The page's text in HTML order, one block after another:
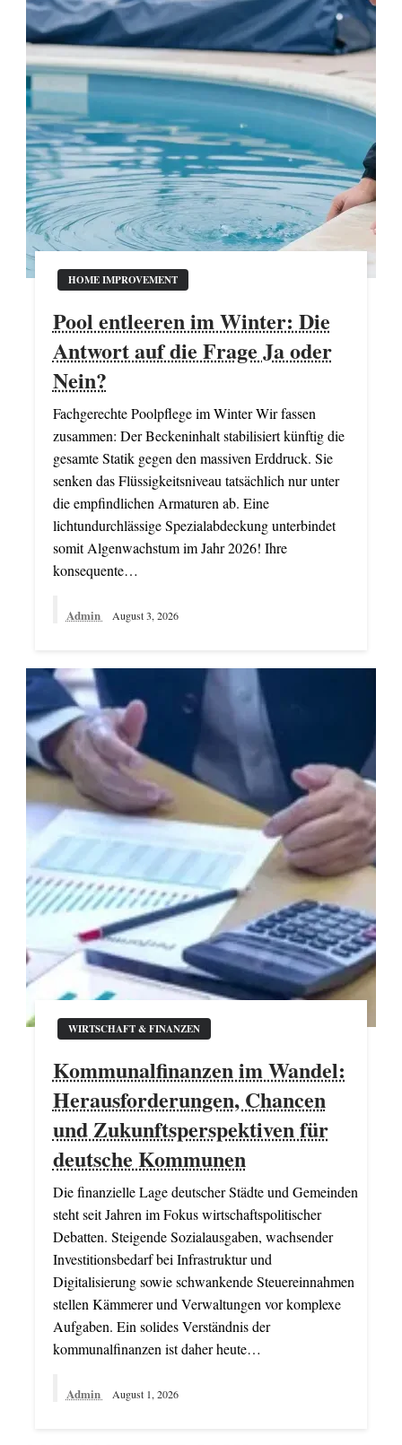
HOME IMPROVEMENT
Pool entleeren im Winter: Die
Antwort auf die Frage Ja oder
Nein?
Fachgerechte Poolpflege im Winter Wir fassen
zusammen: Der Beckeninhalt stabilisiert künftig die
gesamte Statik gegen den massiven Erddruck. Sie
senken das Flüssigkeitsniveau tatsächlich nur unter
die empfindlichen Armaturen ab. Eine
lichtundurchlässige Spezialabdeckung unterbindet
somit Algenwachstum im Jahr 2026! Ihre
konsequente…
Admin August 3, 2026
WIRTSCHAFT & FINANZEN
Kommunalfinanzen im Wandel:
Herausforderungen, Chancen
und Zukunftsperspektiven für
deutsche Kommunen
Die finanzielle Lage deutscher Städte und Gemeinden
steht seit Jahren im Fokus wirtschaftspolitischer
Debatten. Steigende Sozialausgaben, wachsender
Investitionsbedarf bei Infrastruktur und
Digitalisierung sowie schwankende Steuereinnahmen
stellen Kämmerer und Verwaltungen vor komplexe
Aufgaben. Ein solides Verständnis der
kommunalfinanzen ist daher heute…
Admin August 1, 2026